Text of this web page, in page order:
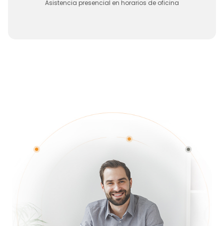
Asistencia presencial en horarios de oficina